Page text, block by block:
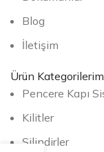
Blog
İletişim
Ürün
Pencere Kapı
Kilitler
Silindirler